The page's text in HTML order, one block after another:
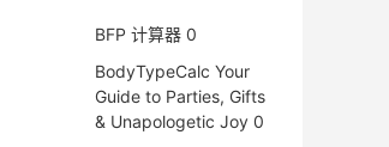
BFP 计算器 0
BodyTypeCalc Your
Guide to Parties, Gifts
& Unapologetic Joy 0